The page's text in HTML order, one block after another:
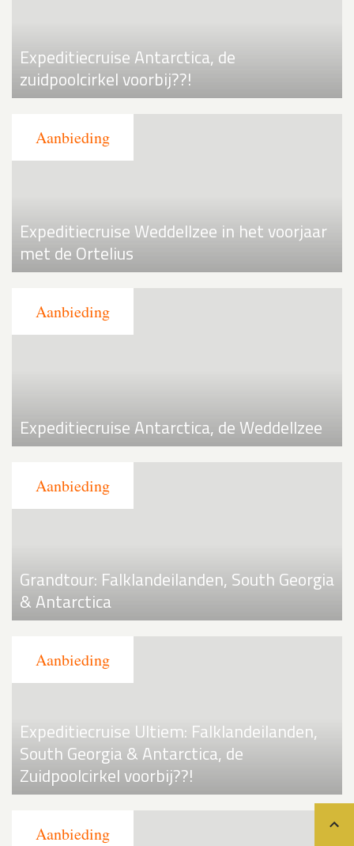
Expeditiecruise Antarctica, de
zuidpoolcirkel voorbij??!
Expeditiecruise Weddellzee in het voorjaar
met de Ortelius
Expeditiecruise Antarctica, de Weddellzee
Grandtour: Falklandeilanden, South Georgia
& Antarctica
Expeditiecruise Ultiem: Falklandeilanden,
South Georgia & Antarctica, de
Zuidpoolcirkel voorbij??!